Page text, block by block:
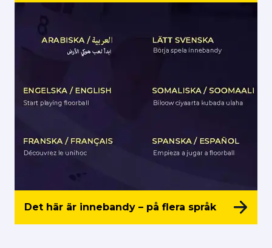
Det här är innebandy – på flera språk